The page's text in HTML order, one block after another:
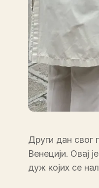
Други дан свог
Венецији. Овај
дуж којих се